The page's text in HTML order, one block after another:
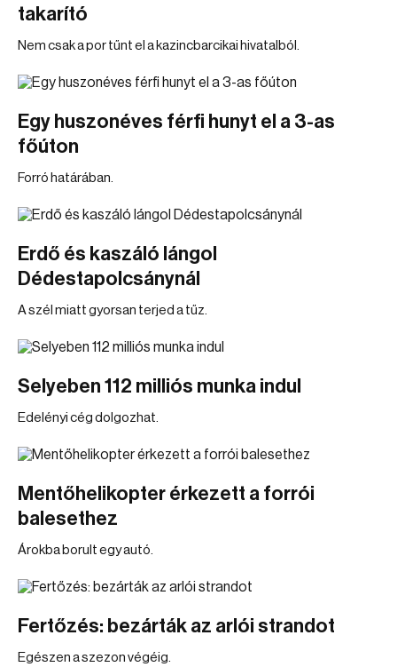
takarító
Nem csak a por tűnt el a kazincbarcikai hivatalból.
Egy huszonéves férfi hunyt el a 3-as
főúton
Forró határában.
Erdő és kaszáló lángol
Dédestapolcsánynál
A szél miatt gyorsan terjed a tűz.
Selyeben 112 milliós munka indul
Edelényi cég dolgozhat.
Mentőhelikopter érkezett a forrói
balesethez
Árokba borult egy autó.
Fertőzés: bezárták az arlói strandot
Egészen a szezon végéig.